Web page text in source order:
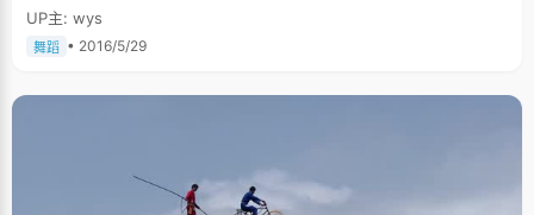
UP主: wys
舞蹈 • 2016/5/29